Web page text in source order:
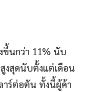
ขึ้นกว่า 11% นับ
งสุดนับตั้งแต่เดือน
าร์ต่อตัน ทั้งนี้ผู้ค้า